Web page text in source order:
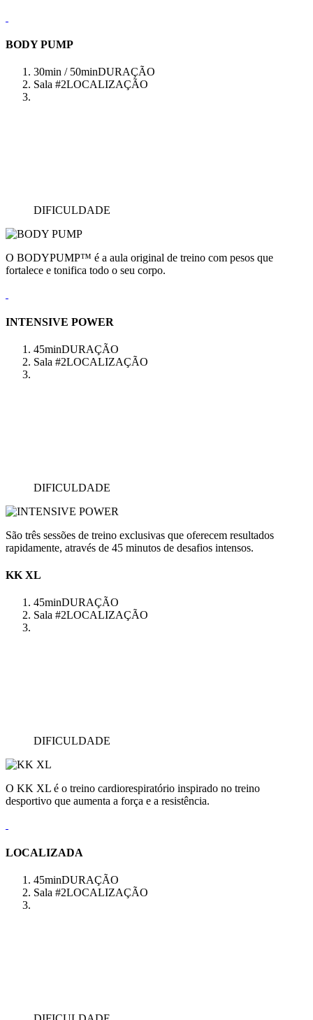
BODY PUMP
30min / 50minDURAÇÃO
Sala #2LOCALIZAÇÃO
DIFICULDADE
O BODYPUMP™ é a aula original de treino com pesos que
fortalece e tonifica todo o seu corpo.
INTENSIVE POWER
45minDURAÇÃO
Sala #2LOCALIZAÇÃO
DIFICULDADE
São três sessões de treino exclusivas que oferecem resultados
rapidamente, através de 45 minutos de desafios intensos.
KK XL
45minDURAÇÃO
Sala #2LOCALIZAÇÃO
DIFICULDADE
O KK XL é o treino cardiorespiratório inspirado no treino
desportivo que aumenta a força e a resistência.
LOCALIZADA
45minDURAÇÃO
Sala #2LOCALIZAÇÃO